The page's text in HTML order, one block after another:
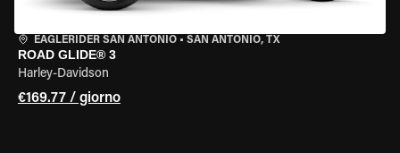
EAGLERIDER SAN ANTONIO • SAN ANTONIO, TX
ROAD GLIDE® 3
Harley-Davidson
€169.77 / giorno